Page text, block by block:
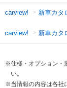
carview! 新車カタ
carview! 新車カタ
※仕様・オプション・
い。
※当情報の内容は各社